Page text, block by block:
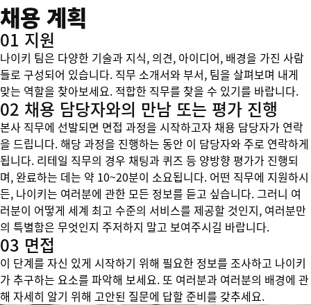
채용 계획
01 지원
나이키 팀은 다양한 기술과 지식, 의견, 아이디어, 배경을 가진 사람
들로 구성되어 있습니다. 직무 소개서와 부서, 팀을 살펴보며 내게
맞는 역할을 찾아보세요. 적합한 직무를 찾을 수 있기를 바랍니다.
02 채용 담당자와의 만남 또는 평가 진행
본사 직무에 선발되면 면접 과정을 시작하고자 채용 담당자가 연락
을 드립니다. 해당 과정을 진행하는 동안 이 담당자와 주로 연락하게
됩니다. 리테일 직무의 경우 채팅과 퀴즈 등 양방향 평가가 진행되
며, 완료하는 데는 약 10~20분이 소요됩니다. 어떤 직무에 지원하시
든, 나이키는 여러분에 관한 모든 정보를 듣고 싶습니다. 그러니 여
러분이 어떻게 세계 최고 수준의 서비스를 제공할 것인지, 여러분만
의 특별함은 무엇인지 주저하지 말고 보여주시길 바랍니다.
03 면접
이 단계를 자신 있게 시작하기 위해 필요한 정보를 조사하고 나이키
가 추구하는 요소를 파악해 보세요. 또 여러분과 여러분의 배경에 관
해 자세히 알기 위해 고안된 질문에 답할 준비를 갖추세요.